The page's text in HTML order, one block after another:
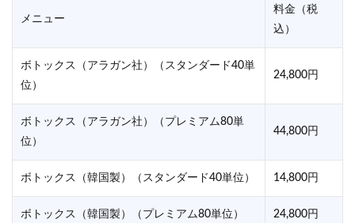
メニュー
料金（税
込）
ボトックス（アラガン社）（スタンダード40単
位）
24,800円
ボトックス（アラガン社）（プレミアム80単
位）
44,800円
ボトックス（韓国製）（スタンダード40単位） 14,800円
ボトックス（韓国製）（プレミアム80単位） 24,800円